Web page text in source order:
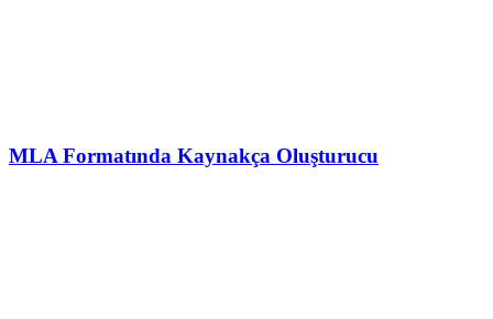
MLA Formatında Kaynakça Oluşturucu